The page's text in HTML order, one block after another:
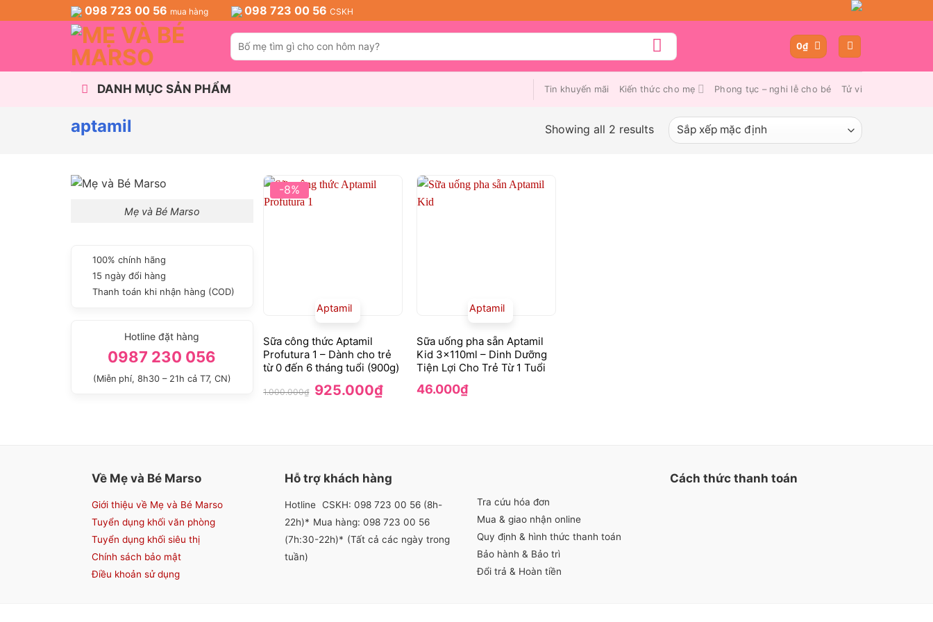
to
098 723 00 56 mua hàng 098 723 00 56 CSKH
Tìm
kiếm:
0₫
DANH MỤC SẢN PHẨM Tin khuyến mãi Kiến thức cho mẹ Phong tục – nghi lễ cho bé Tử vi
aptamil Showing all 2 results
Mẹ và Bé Marso
100% chính hãng
15 ngày đổi hàng
Thanh toán khi nhận hàng (COD)
Hotline đặt hàng
0987 230 056
(Miễn phí, 8h30 – 21h cả T7, CN)
-8%
Sữa công thức Aptamil
Profutura 1 – Dành cho trẻ
từ 0 đến 6 tháng tuổi (900g)
Aptamil
1.000.000₫ Giá
gốc
925.000₫Giá
hiện
Sữa uống pha sẵn Aptamil
Kid 3x110ml – Dinh Dưỡng
Tiện Lợi Cho Trẻ Từ 1 Tuổi
Aptamil
46.000₫
Về Mẹ và Bé Marso
Giới thiệu về Mẹ và Bé Marso
Tuyển dụng khối văn phòng
Tuyển dụng khối siêu thị
Chính sách bảo mật
Điều khoản sử dụng
Hỗ trợ khách hàng
Hotline CSKH: 098 723 00 56 (8h-
22h)* Mua hàng: 098 723 00 56
(7h:30-22h)* (Tất cả các ngày trong
tuần)
Tra cứu hóa đơn
Mua & giao nhận online
Quy định & hình thức thanh toán
Bảo hành & Bảo trì
Đổi trả & Hoàn tiền
Cách thức thanh toán